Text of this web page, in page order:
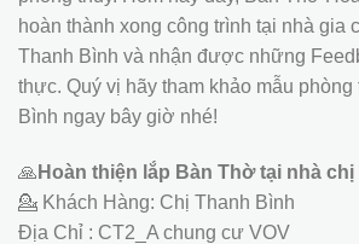
hoàn thành xong công trình tại nhà gia
Thanh Bình và nhận được những
thực. Quý vị hãy tham khảo mẫu
Bình ngay bây giờ nhé!
🙏 Hoàn thiện lắp Bàn Thờ tại nhà
💁 Khách Hàng: Chị Thanh Bình
Địa Chỉ : CT2_A chung cư VOV